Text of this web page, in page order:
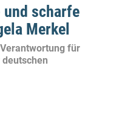
scharfe
Merkel
für